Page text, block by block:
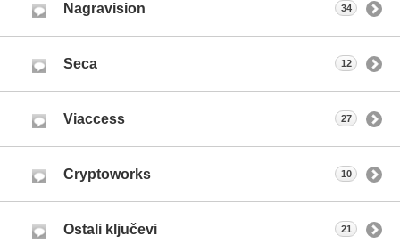
Nagravision 34
Seca 12
Viaccess 27
Cryptoworks 10
Ostali ključevi 21